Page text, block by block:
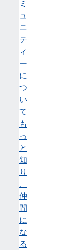
ミ
ュ
ニ
テ
ィ
ー
に
つ
い
て
も
っ
と
知
り
、
仲
間
に
な
る